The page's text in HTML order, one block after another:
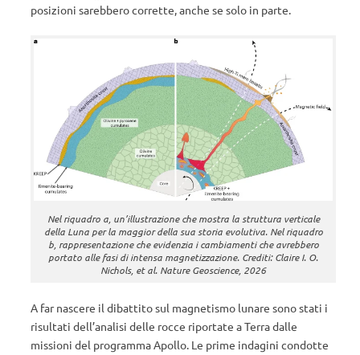
posizioni sarebbero corrette, anche se solo in parte.
Nel riquadro a, un’illustrazione che mostra la struttura verticale
della Luna per la maggior della sua storia evolutiva. Nel riquadro
b, rappresentazione che evidenzia i cambiamenti che avrebbero
portato alle fasi di intensa magnetizzazione. Crediti: Claire I. O.
Nichols, et al. Nature Geoscience, 2026
A far nascere il dibattito sul magnetismo lunare sono stati i
risultati dell’analisi delle rocce riportate a Terra dalle
missioni del programma Apollo. Le prime indagini condotte